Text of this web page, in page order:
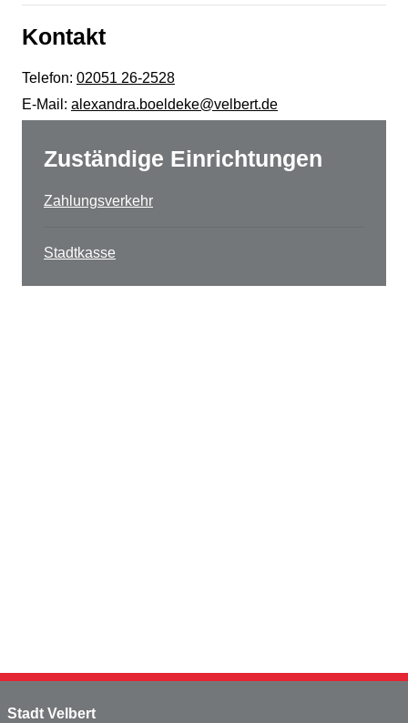
Kontakt
Telefon: 02051 26-2528
E-Mail: alexandra.boeldeke@velbert.de
Zuständige Einrichtungen
Zahlungsverkehr
Stadtkasse
Stadt Velbert